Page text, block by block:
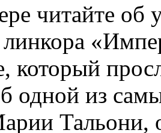
читайте об
который
одной из